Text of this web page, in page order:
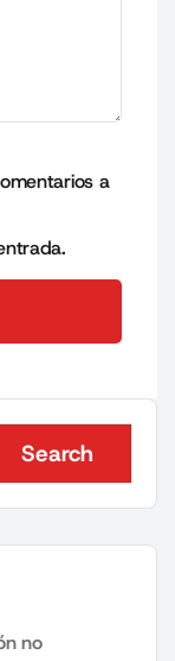
a
Search
Search
no